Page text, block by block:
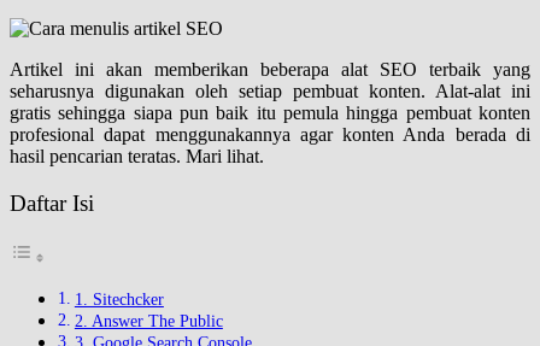
Artikel ini akan memberikan beberapa alat SEO terbaik yang
seharusnya digunakan oleh setiap pembuat konten. Alat-alat ini
gratis sehingga siapa pun baik itu pemula hingga pembuat konten
profesional dapat menggunakannya agar konten Anda berada di
hasil pencarian teratas. Mari lihat.
Daftar Isi
1. Sitechcker
2. Answer The Public